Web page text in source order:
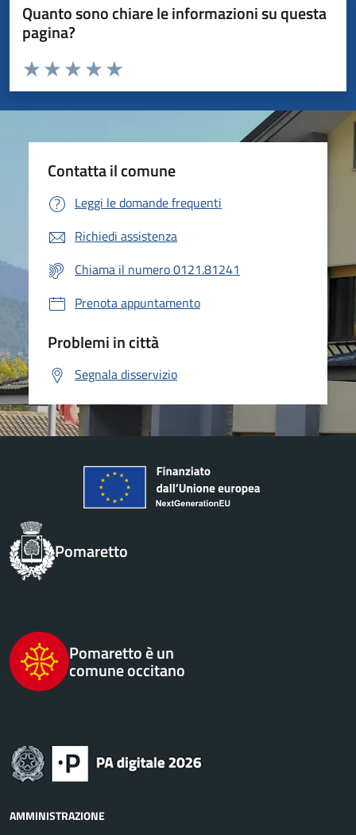
Quanto sono chiare le informazioni su questa
pagina?
Valuta da 1 a 5 stelle la pagina
Valuta 5 stelle su 5
Valuta 4 stelle su 5
Valuta 3 stelle su 5
Valuta 2 stelle su 5
Valuta 1 stelle su 5
Contatta il comune
Leggi le domande frequenti
Richiedi assistenza
Chiama il numero 0121.81241
Prenota appuntamento
Problemi in città
Segnala disservizio
Pomaretto
Pomaretto è un
comune occitano
AMMINISTRAZIONE